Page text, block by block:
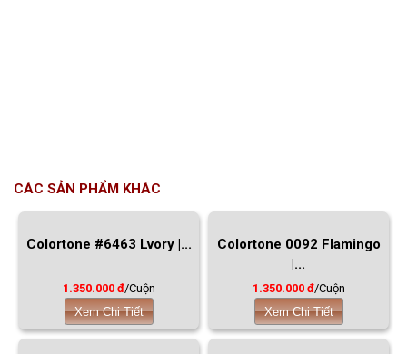
CÁC SẢN PHẨM KHÁC
Colortone #6463 Lvory |...
1.350.000 đ/Cuộn
Xem Chi Tiết
Colortone 0092 Flamingo
|...
1.350.000 đ/Cuộn
Xem Chi Tiết